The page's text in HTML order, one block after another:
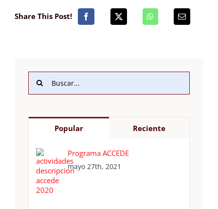
Share This Post!
Buscar:
Popular Reciente
Programa ACCEDE
mayo 27th, 2021